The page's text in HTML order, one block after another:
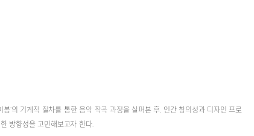
봄’의 기계적 절차를 통한 음악 작곡 과정을 살펴본 후, 인간 창의성과 디자인 프로
방향성을 고민해보고자 한다.